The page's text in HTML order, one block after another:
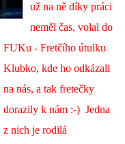
už na ně díky práci
neměl čas, volal do
FUKu - Fretčího útulku
Klubko, kde ho odkázali
na nás, a tak fretečky
dorazily k nám :-) Jedna
z nich je rodilá